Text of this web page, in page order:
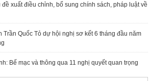
xuất điều chỉnh, bổ sung chính sách, pháp luật về
Trần Quốc Tỏ dự hội nghị sơ kết 6 tháng đầu năm
Bế mạc và thông qua 11 nghị quyết quan trọng